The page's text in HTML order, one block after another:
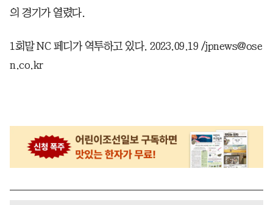
의 경기가 열렸다.
1회말 NC 페디가 역투하고 있다. 2023.09.19 /jpnews@ose
n.co.kr